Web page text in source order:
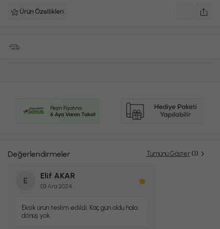
Ürün Özellikleri
Değerlendirmeler Tümünü Göster (1)
E
Elif AKAR
03 Ara 2024
Eksik ürün teslim edildi. Kaç gün oldu hala
dönüş yok.